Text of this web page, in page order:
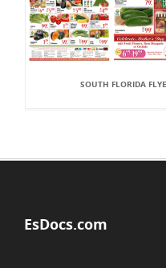
SOUTH FLORIDA
EsDocs.com